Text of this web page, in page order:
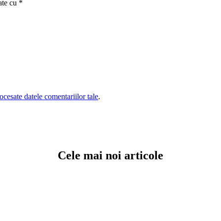
cu *
datele comentariilor tale.
Cele mai noi articole